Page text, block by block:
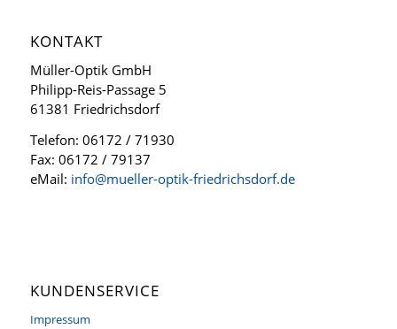
KONTAKT
Müller-Optik GmbH
Philipp-Reis-Passage 5
61381 Friedrichsdorf
Telefon: 06172 / 71930
Fax: 06172 / 79137
eMail: info@mueller-optik-friedrichsdorf.de
KUNDENSERVICE
Impressum